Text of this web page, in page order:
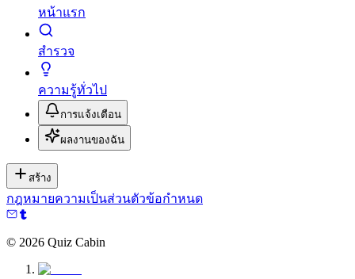
หน้าแรก
สำรวจ
ความรู้ทั่วไป
การแจ้งเตือน
ผลงานของฉัน
สร้าง
กฎหมายความเป็นส่วนตัวข้อกำหนด
© 2026 Quiz Cabin